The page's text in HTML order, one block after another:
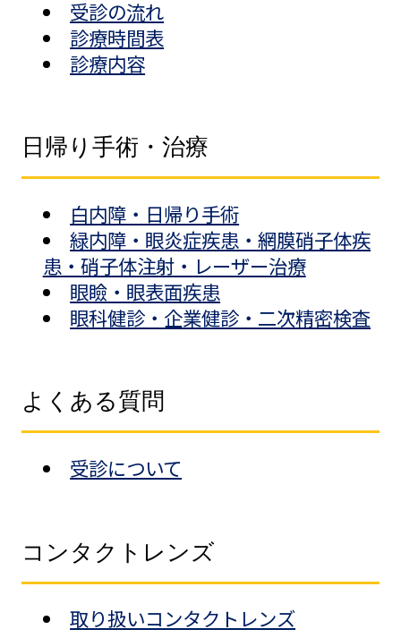
受診の流れ
診療時間表
診療内容
日帰り手術・治療
白内障・日帰り手術
緑内障・眼炎症疾患・網膜硝子体疾
患・硝子体注射・レーザー治療
眼瞼・眼表面疾患
眼科健診・企業健診・二次精密検査
よくある質問
受診について
コンタクトレンズ
取り扱いコンタクトレンズ